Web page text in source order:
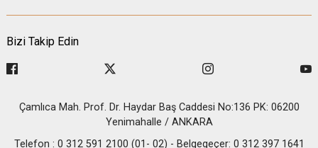
Bizi Takip Edin
Çamlıca Mah. Prof. Dr. Haydar Baş Caddesi No:136 PK: 06200
Yenimahalle / ANKARA
Telefon : 0 312 591 2100 (01- 02) - Belgegeçer: 0 312 397 1641